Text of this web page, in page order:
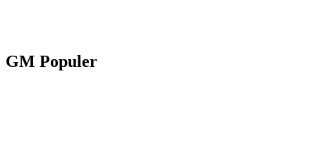
GM Populer